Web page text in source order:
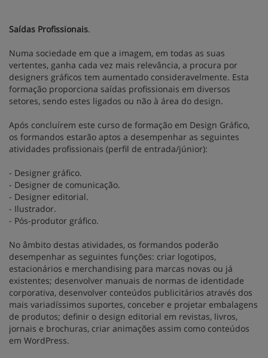
Saídas Profissionais.
Numa sociedade em que a imagem, em todas as suas
vertentes, ganha cada vez mais relevância, a procura por
designers gráficos tem aumentado consideravelmente. Esta
formação proporciona saídas profissionais em diversos
setores, sendo estes ligados ou não à área do design.
Após concluírem este curso de formação em Design Gráfico,
os formandos estarão aptos a desempenhar as seguintes
atividades profissionais (perfil de entrada/júnior):
- Designer gráfico.
- Designer de comunicação.
- Designer editorial.
- Ilustrador.
- Pós-produtor gráfico.
No âmbito destas atividades, os formandos poderão
desempenhar as seguintes funções: criar logotipos,
estacionários e merchandising para marcas novas ou já
existentes; desenvolver manuais de normas de identidade
corporativa, desenvolver conteúdos publicitários através dos
mais variadíssimos suportes, conceber e projetar embalagens
de produtos; definir o design editorial em revistas, livros,
jornais e brochuras, criar animações assim como conteúdos
em WordPress.